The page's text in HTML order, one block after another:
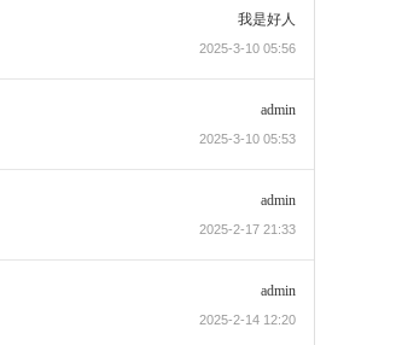
我是好人
2025-3-10 05:56
admin
2025-3-10 05:53
admin
2025-2-17 21:33
admin
2025-2-14 12:20